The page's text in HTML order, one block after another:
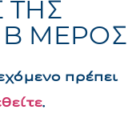
ΤΗΣ
Β ΜΕΡΟΣ
πρέπει
.